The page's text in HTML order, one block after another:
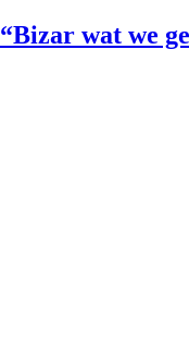
“Bizar wat we